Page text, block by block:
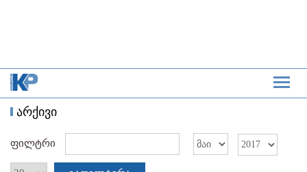
არქივი
ფილტრი